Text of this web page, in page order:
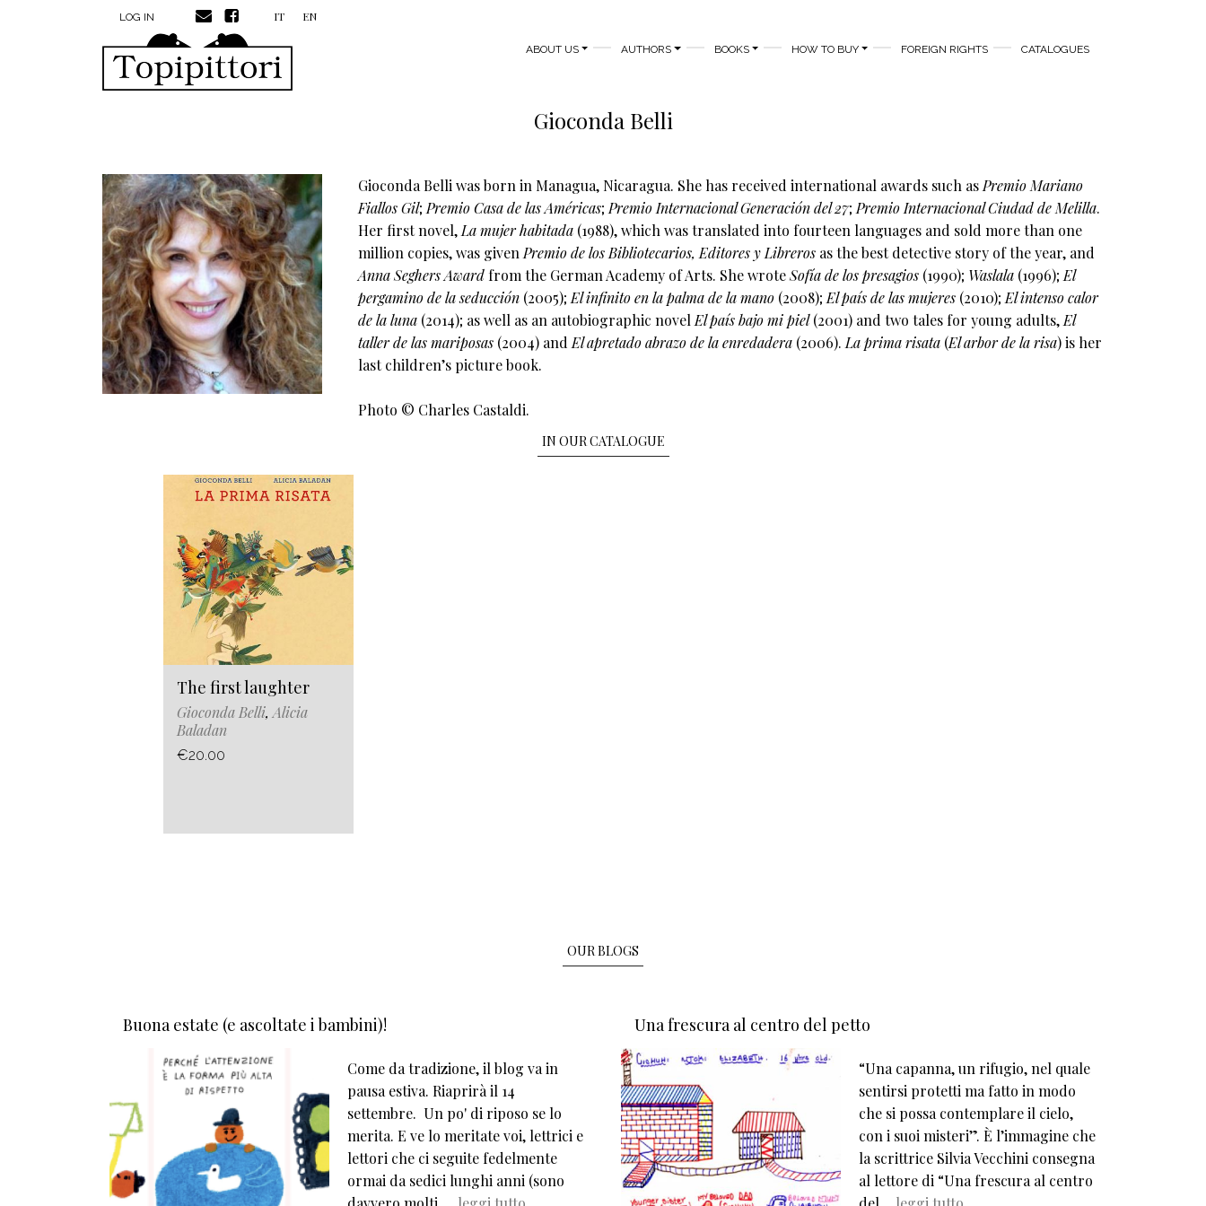
Skip to main contentMENU PROFILO UTENTE
LOG IN IT EN
MAIN NAVIGATION
ABOUT US AUTHORS BOOKS HOW TO BUY FOREIGN RIGHTS CATALOGUES
Gioconda Belli
Gioconda Belli was born in Managua, Nicaragua. She has received international awards such as Premio Mariano
Fiallos Gil; Premio Casa de las Américas; Premio Internacional Generación del 27; Premio Internacional Ciudad de Melilla.
Her first novel, La mujer habitada (1988), which was translated into fourteen languages and sold more than one
million copies, was given Premio de los Bibliotecarios, Editores y Libreros as the best detective story of the year, and
Anna Seghers Award from the German Academy of Arts. She wroteSofía de los presagios (1990); Waslala (1996); El
pergamino de la seducción (2005); El infinito en la palma de la mano (2008); El país de las mujeres (2010); El intenso calor
de la luna (2014); as well as an autobiographic novel El país bajo mi piel(2001) and two tales for young adults, El
taller de las mariposas (2004) and El apretado abrazo de la enredadera (2006). La prima risata (El arbor de la risa) is her
last children’s picture book.
Photo © Charles Castaldi.
IN OUR CATALOGUE
The first laughter
Gioconda Belli, Alicia
Baladan
€20.00
OUR BLOGS
Buona estate (e ascoltate i bambini)!
Come da tradizione, il blog va in
pausa estiva. Riaprirà il 14
settembre. Un po' di riposo se lo
merita. E ve lo meritate voi, lettrici e
lettori che ci seguite fedelmente
ormai da sedici lunghi anni (sono
Una frescura al centro del petto
“Una capanna, un rifugio, nel quale
sentirsi protetti ma fatto in modo
che si possa contemplare il cielo,
con i suoi misteri”. È l’immagine che
la scrittrice Silvia Vecchini consegna
al lettore di “Una frescura al centro